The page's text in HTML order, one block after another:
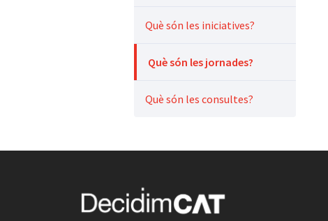
Què són les iniciatives?
Què són les jornades?
Què són les consultes?